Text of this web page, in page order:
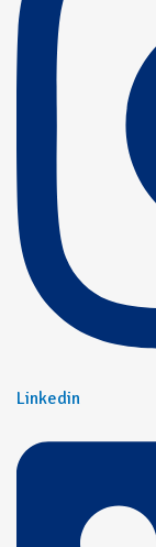
Linkedin